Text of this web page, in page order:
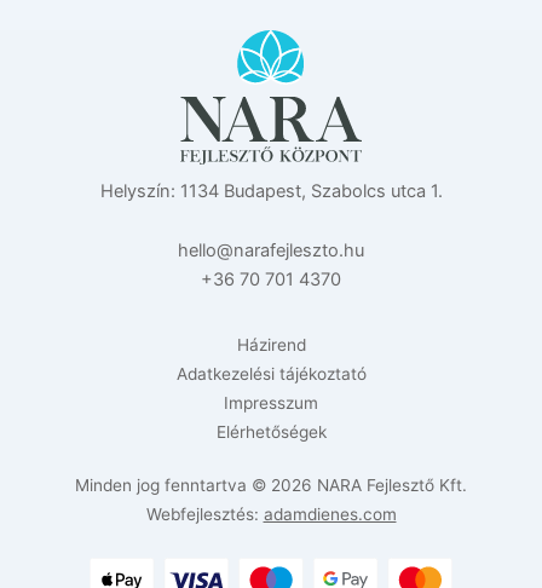
Helyszín: 1134 Budapest, Szabolcs utca 1.
uh.ot
zselj
efara
n@oll
eh
+36 70 701 4370
Házirend
Adatkezelési tájékoztató
Impresszum
Elérhetőségek
Minden jog fenntartva © 2026 NARA Fejlesztő Kft.
Webfejlesztés: adamdienes.com